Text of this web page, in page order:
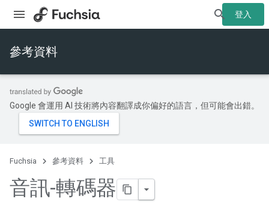
登入
參考資料
Google 會運用 AI 技術將內容翻譯成你偏好的語言，但可能會出錯。
Fuchsia 參考資料 工具
音訊-轉碼器